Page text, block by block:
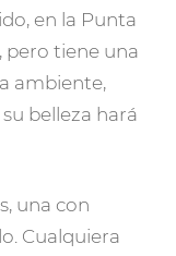
en la Punta
pero tiene una
ambiente,
belleza hará
una con
Cualquiera